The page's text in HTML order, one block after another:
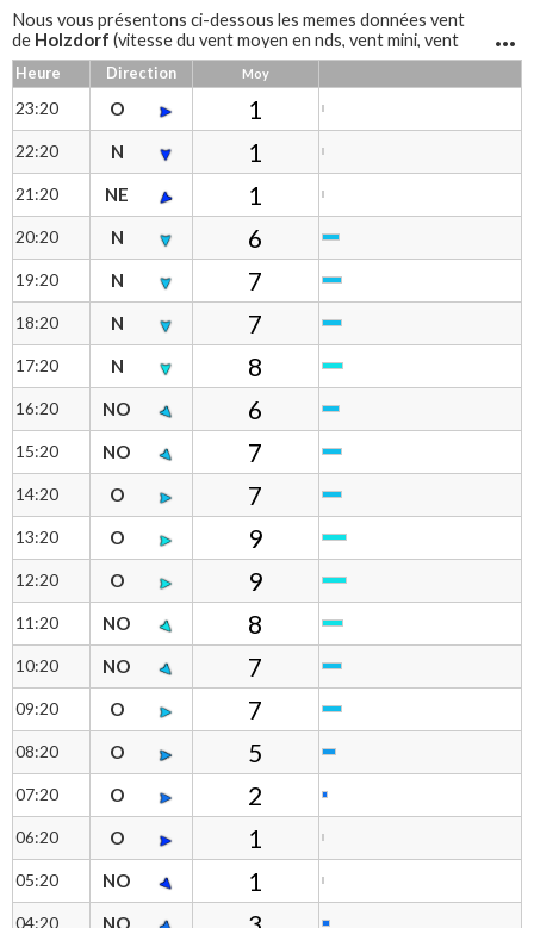
Nous vous présentons ci-dessous les memes données vent
de Holzdorf (vitesse du vent moyen en nds, vent mini, vent
maxi, rafales et direction du vent) sous forme de tableau pour
une lecture différente
Notre anémomètre à coupellesHolzdorf
du vent et une girouette permet d'avoir la direction.
Heure Direction Moy
23:20 O 1
22:20 N 1
21:20 NE 1
20:20 N 6
19:20 N 7
18:20 N 7
17:20 N 8
16:20 NO 6
15:20 NO 7
14:20 O 7
13:20 O 9
12:20 O 9
11:20 NO 8
10:20 NO 7
09:20 O 7
08:20 O 5
07:20 O 2
06:20 O 1
05:20 NO 1
04:20 NO